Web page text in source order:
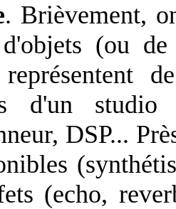
. Brièvement,
d'objets (ou
représentent
d'un
DSP...
(echo,